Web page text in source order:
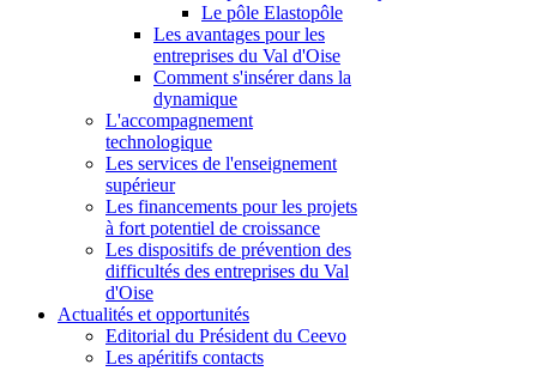
Le pôle Elastopôle
Les avantages pour les
entreprises du Val d'Oise
Comment s'insérer dans la
dynamique
L'accompagnement
technologique
Les services de l'enseignement
supérieur
Les financements pour les projets
à fort potentiel de croissance
Les dispositifs de prévention des
difficultés des entreprises du Val
d'Oise
Actualités et opportunités
Editorial du Président du Ceevo
Les apéritifs contacts